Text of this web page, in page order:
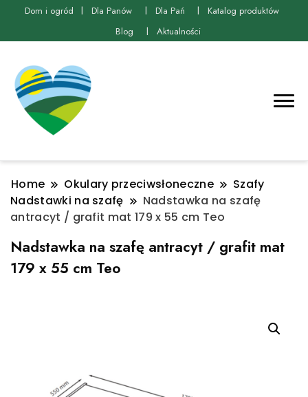
Dom i ogród Dla Panów Dla Pań
Katalog produktów
Blog
Aktualności
Home Okulary przeciwsłoneczne
Szafy
Nadstawki na szafę
Nadstawka na szafę
antracyt / grafit mat 179 x 55 cm Teo
Nadstawka na szafę antracyt / grafit mat
179 x 55 cm Teo